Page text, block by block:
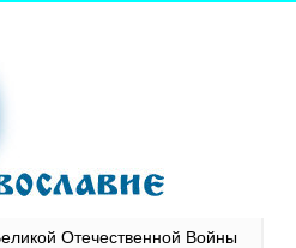
Отечественной Войны